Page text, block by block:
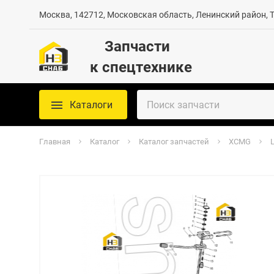
Москва, 142712, Московская область, Ленинский район,
Запчасти
к спецтехнике
Каталоги
Главная Каталог Каталог запчастей XCMG